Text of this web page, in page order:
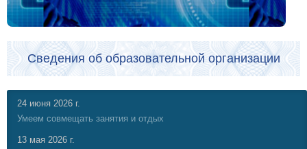
Сведения об образовательной организации
24 июня 2026 г.
Умеем совмещать занятия и отдых
13 мая 2026 г.